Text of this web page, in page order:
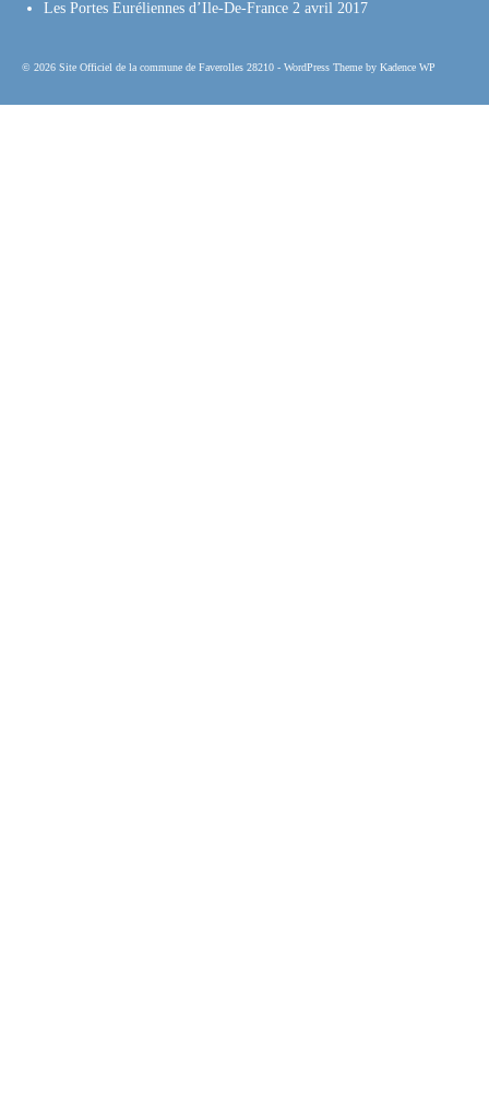
Les Portes Euréliennes d’Ile-De-France 2 avril 2017
© 2026 Site Officiel de la commune de Faverolles 28210 - WordPress Theme by Kadence WP